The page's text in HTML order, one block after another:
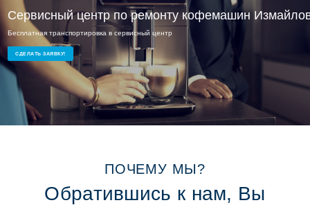
Сервисный центр по ремонту кофемашин
Бесплатная транспортировка в сервисный центр
СДЕЛАТЬ ЗАЯВКУ!
Сервисный ремонт Измайлово
Опытные мастера и доступные цены
ПОЧЕМУ МЫ?
Обратившись к нам, Вы